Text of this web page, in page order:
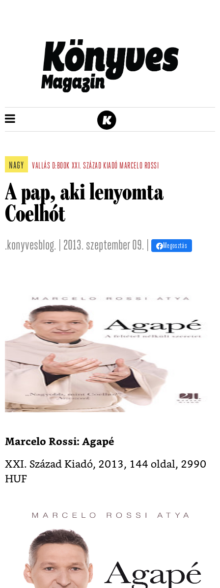
NAGY VALLÁS D:BOOK XXI. SZÁZAD KIADÓ MARCELO ROSSI
A pap, aki lenyomta
Coelhót
.konyvesblog. | 2013. szeptember 09. | Megosztás
Marcelo Rossi: Agapé
XXI. Század Kiadó, 2013, 144 oldal, 2990
HUF